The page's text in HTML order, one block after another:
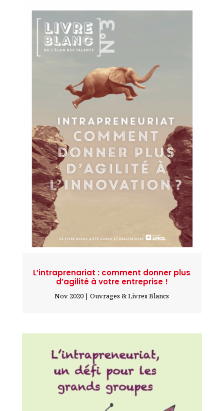
L’intraprenariat : comment donner plus
d’agilité à votre entreprise !
Nov 2020 |Ouvrages & Livres Blancs